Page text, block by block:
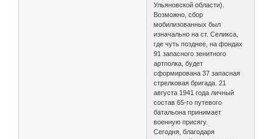
Ульяновской области).
Возможно, сбор
мобилизованных был
изначально на ст. Селикса,
где чуть позднее, на фондах
91 запасного зенитного
артполка, будет
сформирована 37 запасная
стрелковая бригада. 21
августа 1941 года личный
состав 65-го путевого
батальона принимает
военную присягу.
Сегодня, благодаря